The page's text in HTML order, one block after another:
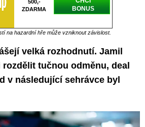
500,-
ZDARMA
BONUS
na hazardní hře může vzniknout závislost.
velká rozhodnutí. Jamil
tučnou odměnu, deal
v následující sehrávce byl